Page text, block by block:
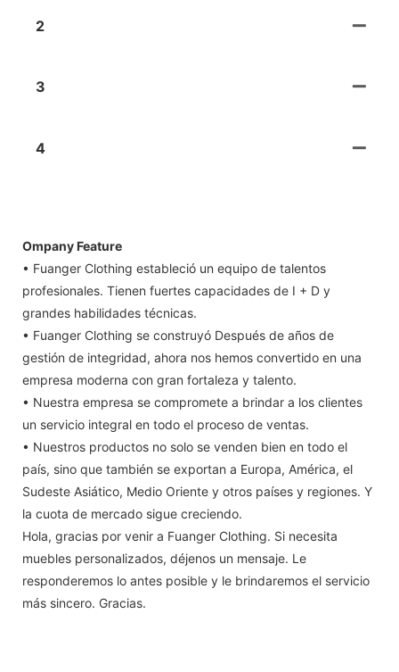
2
3
4
Ompany Feature
• Fuanger Clothing estableció un equipo de talentos
profesionales. Tienen fuertes capacidades de I + D y
grandes habilidades técnicas.
• Fuanger Clothing se construyó Después de años de
gestión de integridad, ahora nos hemos convertido en una
empresa moderna con gran fortaleza y talento.
• Nuestra empresa se compromete a brindar a los clientes
un servicio integral en todo el proceso de ventas.
• Nuestros productos no solo se venden bien en todo el
país, sino que también se exportan a Europa, América, el
Sudeste Asiático, Medio Oriente y otros países y regiones. Y
la cuota de mercado sigue creciendo.
Hola, gracias por venir a Fuanger Clothing. Si necesita
muebles personalizados, déjenos un mensaje. Le
responderemos lo antes posible y le brindaremos el servicio
más sincero. Gracias.